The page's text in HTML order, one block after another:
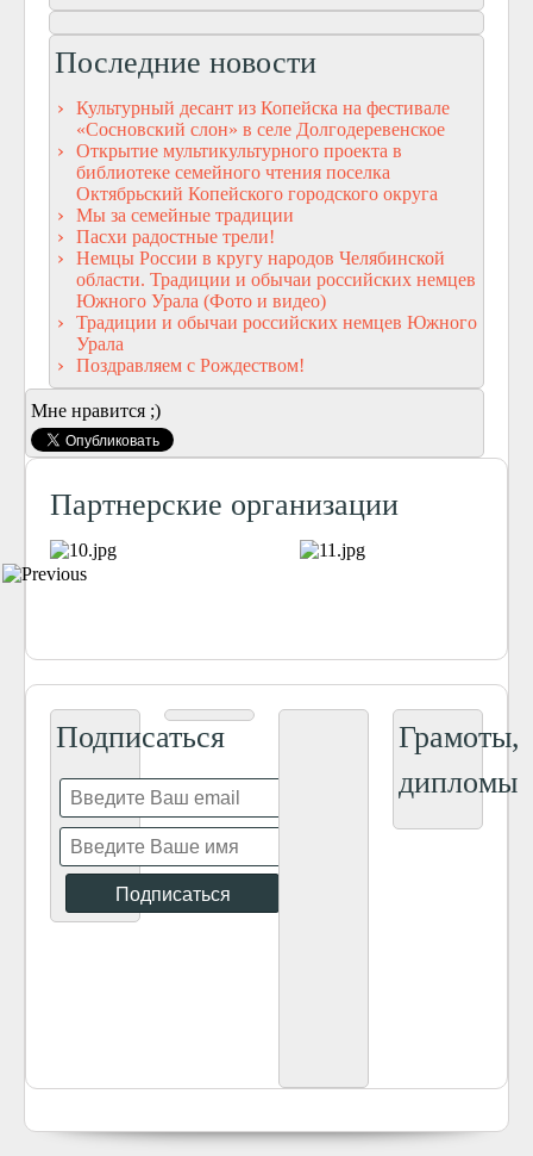
Последние новости
Культурный десант из Копейска на фестивале
«Сосновский слон» в селе Долгодеревенское
Открытие мультикультурного проекта в
библиотеке семейного чтения поселка
Октябрьский Копейского городского округа
Мы за семейные традиции
Пасхи радостные трели!
Немцы России в кругу народов Челябинской
области. Традиции и обычаи российских немцев
Южного Урала (Фото и видео)
Традиции и обычаи российских немцев Южного
Урала
Поздравляем с Рождеством!
Мне нравится ;)
Партнерские организации
Подписаться
Грамоты,
дипломы